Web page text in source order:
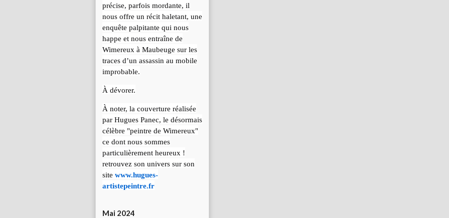
précise, parfois mordante, il
nous offre un récit haletant, une
enquête palpitante qui nous
happe et nous entraîne de
Wimereux à Maubeuge sur les
traces d’un assassin au mobile
improbable.
À dévorer.
À noter, la couverture réalisée
par Hugues Panec, le désormais
célèbre "peintre de Wimereux"
ce dont nous sommes
particulièrement heureux !
retrouvez son univers sur son
site www.hugues-
artistepeintre.fr
Mai 2024